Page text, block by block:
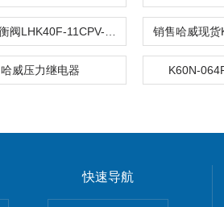
哈威压力继电器 K60N-
快速导航